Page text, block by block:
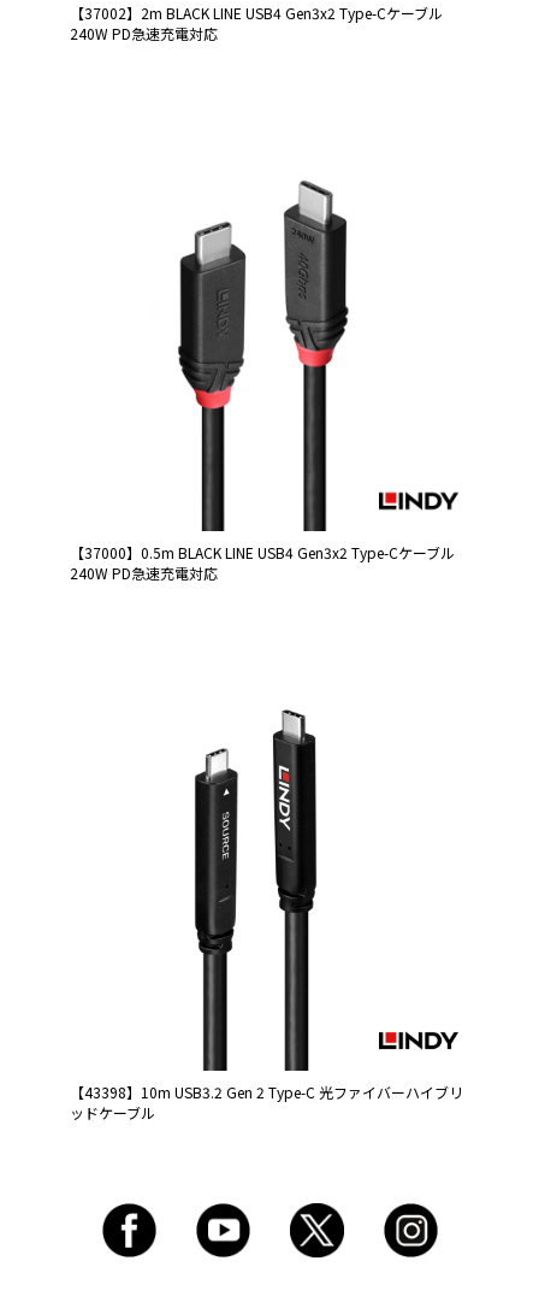
【37002】2m BLACK LINE USB4 Gen3x2 Type-Cケーブル
240W PD急速充電対応
【37000】0.5m BLACK LINE USB4 Gen3x2 Type-Cケーブル
240W PD急速充電対応
【43398】10m USB3.2 Gen 2 Type-C 光ファイバーハイブリ
ッドケーブル